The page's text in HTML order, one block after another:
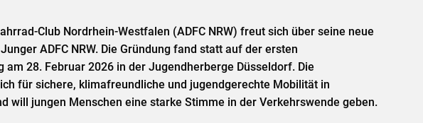
Club Nordrhein-Westfalen (ADFC NRW) freut sich über seine neue
ADFC NRW. Die Gründung fand statt auf der ersten
am 28. Februar 2026 in der Jugendherberge Düsseldorf. Die
für sichere, klimafreundliche und jugendgerechte Mobilität in
will jungen Menschen eine starke Stimme in der Verkehrswende geben.